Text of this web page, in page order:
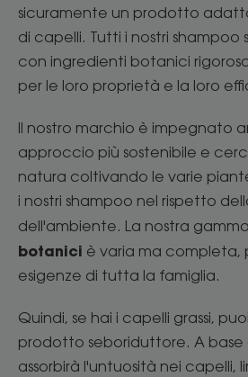
sicuramente un prodotto
di capelli. Tutti i nostri shampoo
con ingredienti botanici
per le loro proprietà e la loro
Il nostro marchio è impegnato
approccio più sostenibile e
natura coltivando le varie
i nostri shampoo nel rispetto
dell'ambiente. La nostra
botanici è varia ma completa,
esigenze di tutta la famiglia.
Quindi, se hai i capelli grassi,
prodotto seboriduttore. A base
assorbirà l'untuosità nei capelli,